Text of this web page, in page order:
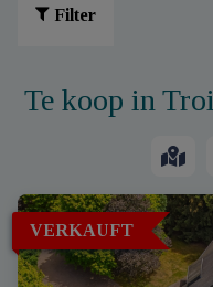
Filter
Te koop in
VERKAUFT